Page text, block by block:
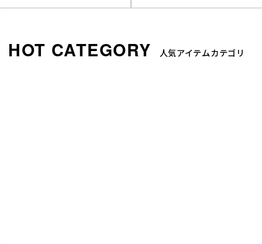
人気アイテムカテゴリ